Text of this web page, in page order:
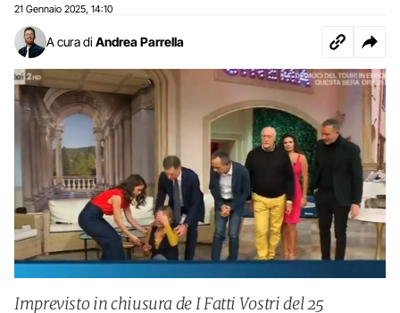
21 Gennaio 2025 14:10
A cura di Andrea Parrella
Imprevisto in chiusura de I Fatti Vostri del 25